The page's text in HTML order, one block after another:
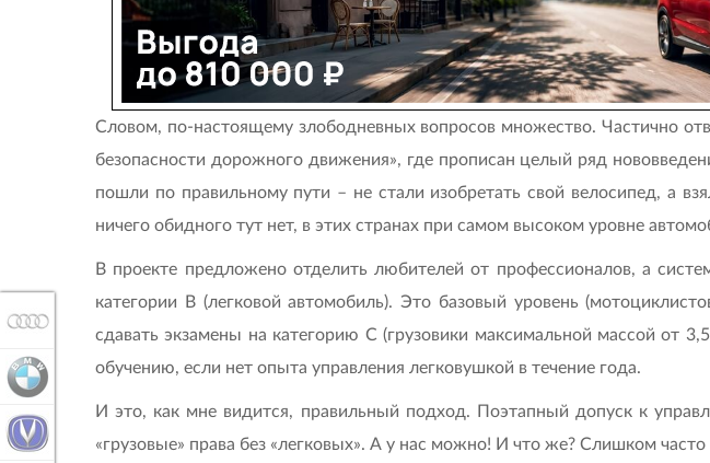
Словом, по-настоящему злободневных вопросов множество. Частично
безопасности дорожного движения», где прописан целый ряд
пошли по правильному пути – не стали изобретать свой велосипед, а
ничего обидного тут нет, в этих странах при самом высоком уровне
В проекте предложено отделить любителей от профессионалов, а
категории В (легковой автомобиль). Это базовый уровень
сдавать экзамены на категорию С (грузовики максимальной массой от
обучению, если нет опыта управления легковушкой в течение года.
И это, как мне видится, правильный подход. Поэтапный допуск к
«грузовые» права без «легковых». А у нас можно! И что же? Слишком
BMW